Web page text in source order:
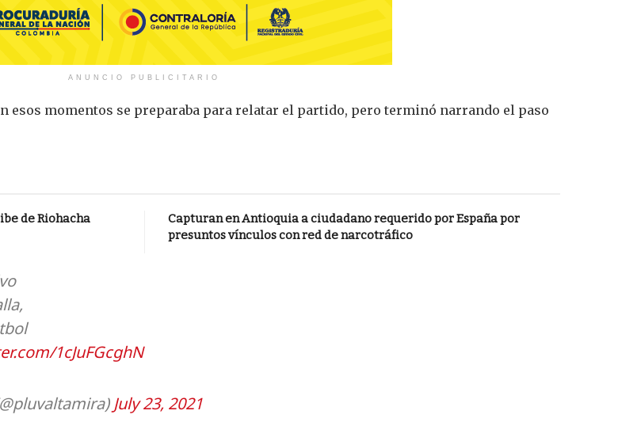
ANUNCIO PUBLICITARIO
esos momentos se preparaba para relatar el partido, pero terminó narrando el paso
de Riohacha
Capturan en Antioquia a ciudadano requerido por España por
presuntos vínculos con red de narcotráfico
1cJuFGcghN
July 23, 2021